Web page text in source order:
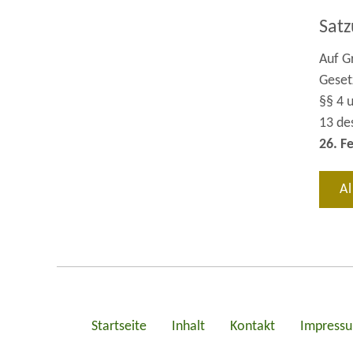
Auf
§§ 4
13
26.
Startseite Inhalt Kontakt